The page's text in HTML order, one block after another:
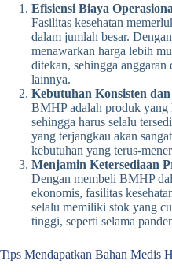
Efisiensi Biaya
Fasilitas kesehatan
dalam jumlah besar.
menawarkan harga lebih
ditekan, sehingga
lainnya.
Kebutuhan Konsisten
BMHP adalah produk yang
sehingga harus selalu
yang terjangkau akan
kebutuhan yang terus-
Menjamin Ketersediaan
Dengan membeli BMHP
ekonomis, fasilitas
selalu memiliki stok yang
tinggi, seperti selama
Tips Mendapatkan Bahan Medis